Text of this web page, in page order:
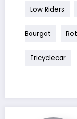
Low Riders
Bourget
Tricyclecar